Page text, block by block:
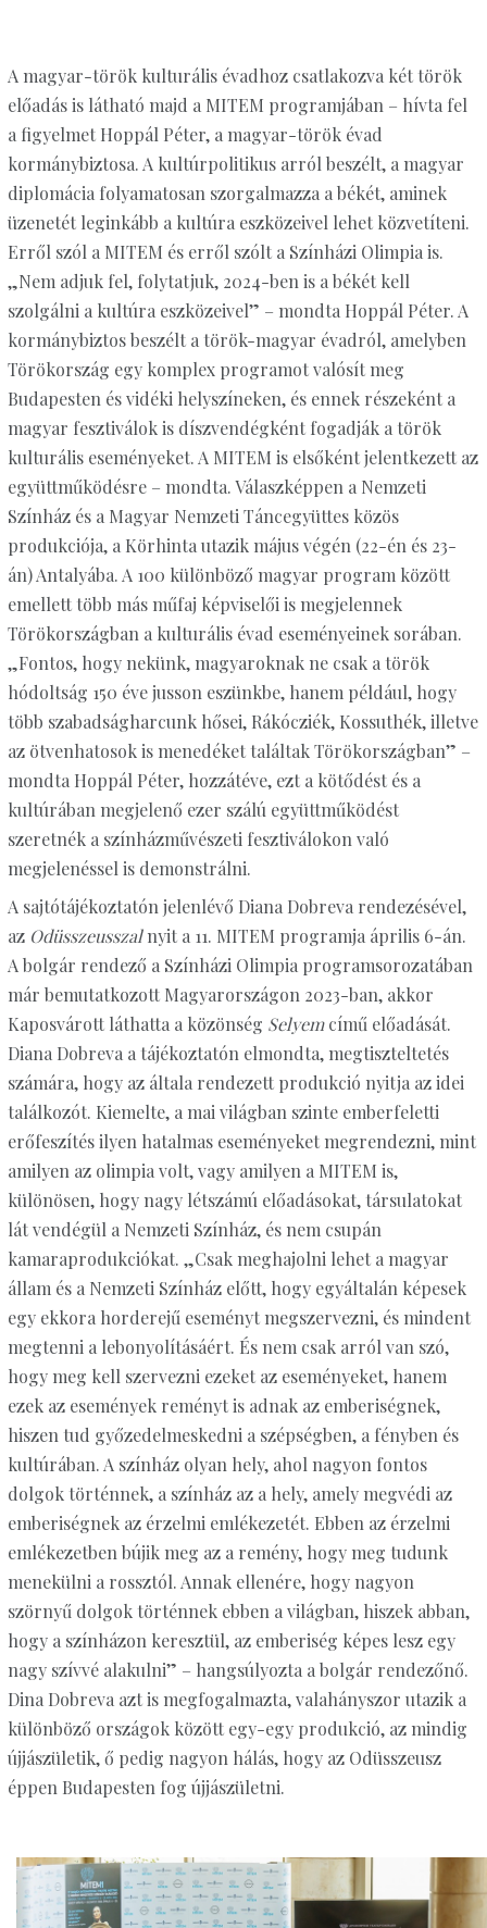
A magyar-török kulturális évadhoz csatlakozva két török
előadás is látható majd a MITEM programjában – hívta fel
a figyelmet Hoppál Péter, a magyar-török évad
kormánybiztosa. A kultúrpolitikus arról beszélt, a magyar
diplomácia folyamatosan szorgalmazza a békét, aminek
üzenetét leginkább a kultúra eszközeivel lehet közvetíteni.
Erről szól a MITEM és erről szólt a Színházi Olimpia is.
„Nem adjuk fel, folytatjuk, 2024-ben is a békét kell
szolgálni a kultúra eszközeivel” – mondta Hoppál Péter. A
kormánybiztos beszélt a török-magyar évadról, amelyben
Törökország egy komplex programot valósít meg
Budapesten és vidéki helyszíneken, és ennek részeként a
magyar fesztiválok is díszvendégként fogadják a török
kulturális eseményeket. A MITEM is elsőként jelentkezett az
együttműködésre – mondta. Válaszképpen a Nemzeti
Színház és a Magyar Nemzeti Táncegyüttes közös
produkciója, a Körhinta utazik május végén (22-én és 23-
án) Antalyába. A 100 különböző magyar program között
emellett több más műfaj képviselői is megjelennek
Törökországban a kulturális évad eseményeinek sorában.
„Fontos, hogy nekünk, magyaroknak ne csak a török
hódoltság 150 éve jusson eszünkbe, hanem például, hogy
több szabadságharcunk hősei, Rákócziék, Kossuthék, illetve
az ötvenhatosok is menedéket találtak Törökországban” –
mondta Hoppál Péter, hozzátéve, ezt a kötődést és a
kultúrában megjelenő ezer szálú együttműködést
szeretnék a színházművészeti fesztiválokon való
megjelenéssel is demonstrálni.
A sajtótájékoztatón jelenlévő Diana Dobreva rendezésével,
az Odüsszeusszalnyit a 11. MITEM programja április 6-án.
A bolgár rendező a Színházi Olimpia programsorozatában
már bemutatkozott Magyarországon 2023-ban, akkor
Kaposvárott láthatta a közönség Selyemcímű előadását.
Diana Dobreva a tájékoztatón elmondta, megtiszteltetés
számára, hogy az általa rendezett produkció nyitja az idei
találkozót. Kiemelte, a mai világban szinte emberfeletti
erőfeszítés ilyen hatalmas eseményeket megrendezni, mint
amilyen az olimpia volt, vagy amilyen a MITEM is,
különösen, hogy nagy létszámú előadásokat, társulatokat
lát vendégül a Nemzeti Színház, és nem csupán
kamaraprodukciókat. „Csak meghajolni lehet a magyar
állam és a Nemzeti Színház előtt, hogy egyáltalán képesek
egy ekkora horderejű eseményt megszervezni, és mindent
megtenni a lebonyolításáért. És nem csak arról van szó,
hogy meg kell szervezni ezeket az eseményeket, hanem
ezek az események reményt is adnak az emberiségnek,
hiszen tud győzedelmeskedni a szépségben, a fényben és
kultúrában. A színház olyan hely, ahol nagyon fontos
dolgok történnek, a színház az a hely, amely megvédi az
emberiségnek az érzelmi emlékezetét. Ebben az érzelmi
emlékezetben bújik meg az a remény, hogy meg tudunk
menekülni a rossztól. Annak ellenére, hogy nagyon
szörnyű dolgok történnek ebben a világban, hiszek abban,
hogy a színházon keresztül, az emberiség képes lesz egy
nagy szívvé alakulni” – hangsúlyozta a bolgár rendezőnő.
Dina Dobreva azt is megfogalmazta, valahányszor utazik a
különböző országok között egy-egy produkció, az mindig
újjászületik, ő pedig nagyon hálás, hogy az Odüsszeusz
éppen Budapesten fog újjászületni.